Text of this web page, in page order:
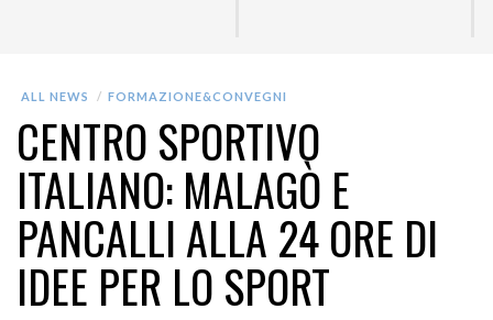
ALL NEWS FORMAZIONE&CONVEGNI
CENTRO SPORTIVO
ITALIANO: MALAGÒ E
PANCALLI ALLA 24 ORE DI
IDEE PER LO SPORT